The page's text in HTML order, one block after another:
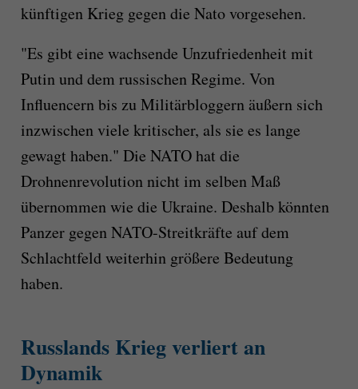
künftigen Krieg gegen die Nato vorgesehen.
"Es gibt eine wachsende Unzufriedenheit mit
Putin und dem russischen Regime. Von
Influencern bis zu Militärbloggern äußern sich
inzwischen viele kritischer, als sie es lange
gewagt haben." Die NATO hat die
Drohnenrevolution nicht im selben Maß
übernommen wie die Ukraine. Deshalb könnten
Panzer gegen NATO-Streitkräfte auf dem
Schlachtfeld weiterhin größere Bedeutung
haben.
Russlands Krieg verliert an
Dynamik